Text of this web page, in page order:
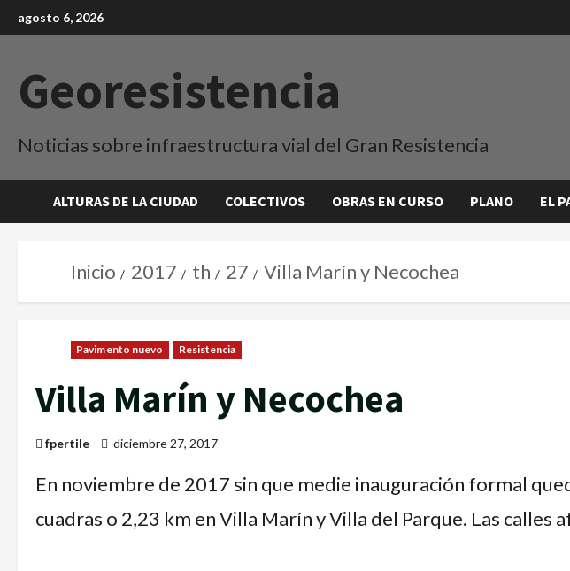
agosto 6, 2026
Georesistencia
Noticias sobre infraestructura vial del Gran Resistencia
ALTURAS DE LA CIUDAD COLECTIVOS OBRAS EN CURSO PLANO EL
Inicio 2017 th 27 Villa Marín y Necochea
Pavimento nuevo Resistencia
Villa Marín y Necochea
fpertile diciembre 27, 2017
En noviembre de 2017 sin que medie inauguración formal
cuadras o 2,23 km en Villa Marín y Villa del Parque. Las calles